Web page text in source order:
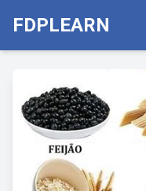
FDPLEARN